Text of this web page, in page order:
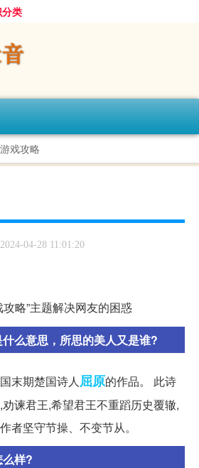
类
戏攻略
2024-04-28 11:01:20
攻略”主题解决网友的困惑
什么意思，所思的美人又是谁?
末期楚国诗人屈原的作品。 此诗
谏君王,希望君王不重蹈历史覆辙,
者坚守节操、不变节从。
样?